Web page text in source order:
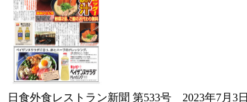
日食外食レストラン新聞 第533号 2023年7月3日